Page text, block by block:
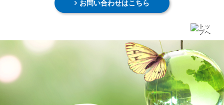
お問い合わせはこちら